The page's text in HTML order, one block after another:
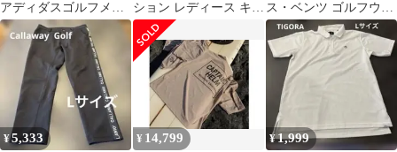
アディダスゴルフメン
ズ/ストレッチパンツ/ベ
ルト付き
ション レディース キュ
ロット スカート ショー
トパンツ M
ス・ベンツ ゴルフウェ
ア
¥5,333 ¥ 14,799 ¥1,999